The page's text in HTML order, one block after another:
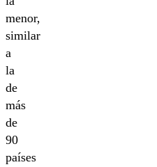
menor,
similar
a
la
de
más
de
90
países